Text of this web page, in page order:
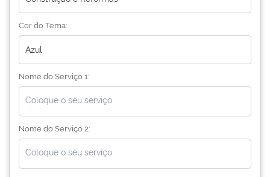
Cor do Tema:
Nome do Serviço 1:
Nome do Serviço 2: